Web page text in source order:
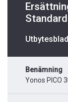
Standard
Utbytesblad
Benämning
Yonos PICO